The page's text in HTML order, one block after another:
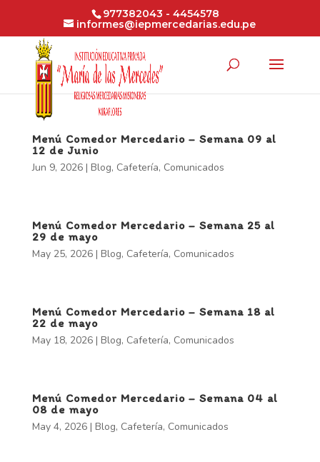
977382043 - 4454578
informes@iepmercedarias.edu.pe
Menú Comedor Mercedario – Semana 09 al
12 de Junio
Jun 9, 2026| Blog, Cafetería, Comunicados
Menú Comedor Mercedario – Semana 25 al
29 de mayo
May 25, 2026| Blog, Cafetería, Comunicados
Menú Comedor Mercedario – Semana 18 al
22 de mayo
May 18, 2026| Blog, Cafetería, Comunicados
Menú Comedor Mercedario – Semana 04 al
08 de mayo
May 4, 2026| Blog, Cafetería, Comunicados